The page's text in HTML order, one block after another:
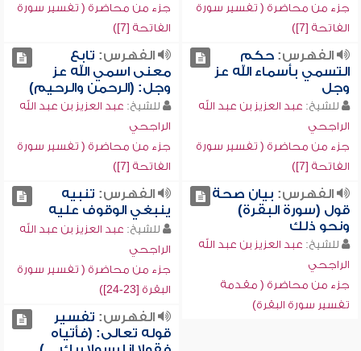
جزء من محاضرة ( تفسير سورة
الفاتحة [7])
جزء من محاضرة ( تفسير سورة
الفاتحة [7])
الفهرس:حكم
التسمي بأسماء الله عز
وجل
للشيخ: عبد العزيز بن عبد الله
الراجحي
جزء من محاضرة ( تفسير سورة
الفاتحة [7])
الفهرس: تابع
معنى اسمي الله عز
وجل: (الرحمن والرحيم)
للشيخ: عبد العزيز بن عبد الله
الراجحي
جزء من محاضرة ( تفسير سورة
الفاتحة [7])
الفهرس: بيان صحة
قول (سورة البقرة)
ونحو ذلك
للشيخ: عبد العزيز بن عبد الله
الراجحي
جزء من محاضرة ( مقدمة
تفسير سورة البقرة)
الفهرس: تنبيه
ينبغي الوقوف عليه
للشيخ: عبد العزيز بن عبد الله
الراجحي
جزء من محاضرة ( تفسير سورة
البقرة [23-24])
الفهرس: تفسير
قوله تعالى: (فأتياه